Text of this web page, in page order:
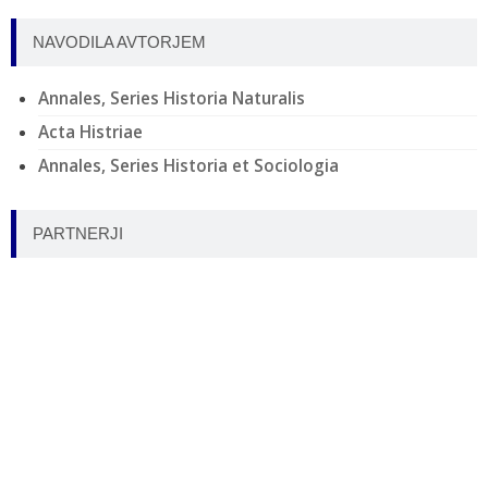
NAVODILA AVTORJEM
Annales, Series Historia Naturalis
Acta Histriae
Annales, Series Historia et Sociologia
PARTNERJI